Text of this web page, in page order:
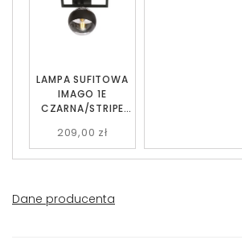
LAMPA SUFITOWA
IMAGO 1E
CZARNA/STRIPE
209,00 zł
Dane producenta